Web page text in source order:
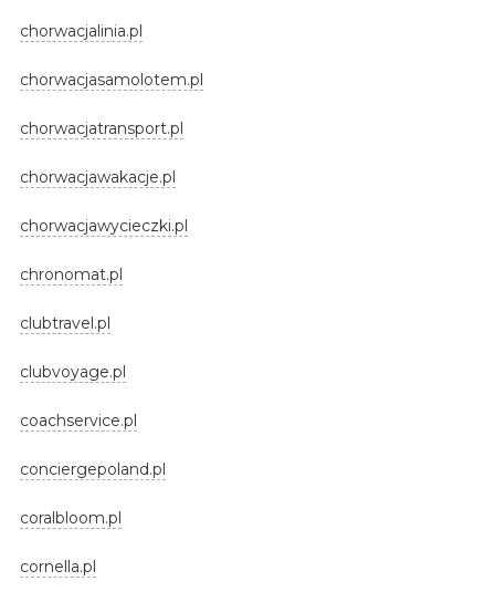
chorwacjalinia.pl
chorwacjasamolotem.pl
chorwacjatransport.pl
chorwacjawakacje.pl
chorwacjawycieczki.pl
chronomat.pl
clubtravel.pl
clubvoyage.pl
coachservice.pl
conciergepoland.pl
coralbloom.pl
cornella.pl